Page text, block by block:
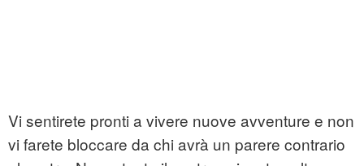
Vi sentirete pronti a vivere nuove avventure e non
vi farete bloccare da chi avrà un parere contrario